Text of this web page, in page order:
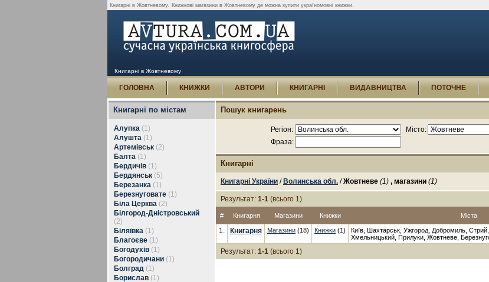
Книгарні в Жовтневому. Книжкові магазини в Жовтневому де можна купити україномовні книжки.
Книгарні в Жовтневому
ГОЛОВНА КНИЖКИ АВТОРИ КНИГАРНІ ВИДАВНИЦТВА ПОТОЧНЕ
Книгарні по містам
Алупка (1)
Алушта (1)
Артемівськ (2)
Балта (1)
Бердичів (1)
Бердянськ (5)
Березанка (1)
Березнуговате (1)
Біла Церква (2)
Білгород-Дністровський
(2)
Біляївка (1)
Благоєве (1)
Богодухів (1)
Богородичани (1)
Болград (1)
Борислав (1)
Пошук книгарень
Регіон:
Місто:
Фраза:
Книгарні
Книгарні України / Волинська обл. /Жовтневе (1) , магазини (1)
Результат: 1-1 (всього 1)
# Книгарня Магазини Книжки Міста
1. Книгарня Магазини (18) Книжки (1)
Київ, Шахтарськ, Ужгород, Добромиль,
Хмельницький, Прилуки, Жовтневе,
Результат: 1-1 (всього 1)